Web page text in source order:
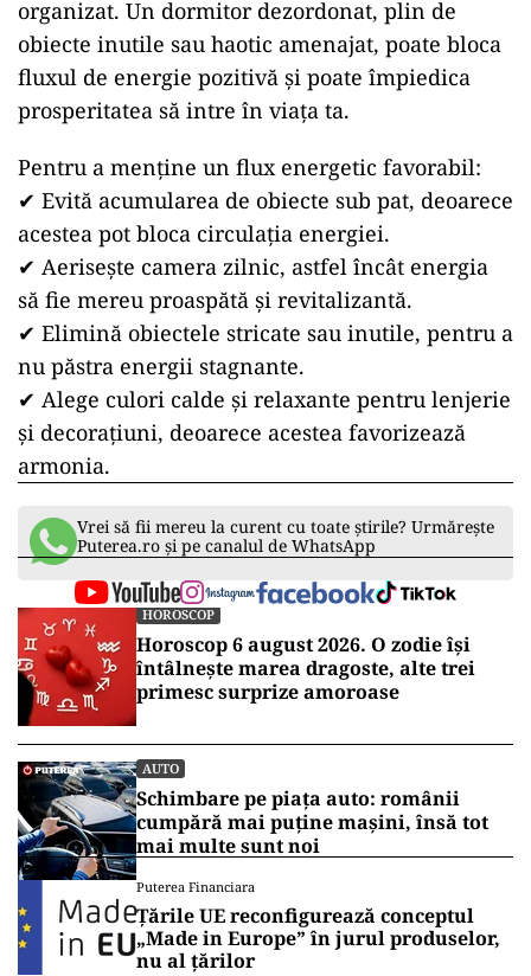
organizat. Un dormitor dezordonat, plin de
obiecte inutile sau haotic amenajat, poate bloca
fluxul de energie pozitivă și poate împiedica
prosperitatea să intre în viața ta.
Pentru a menține un flux energetic favorabil:
✔ Evită acumularea de obiecte sub pat, deoarece
acestea pot bloca circulația energiei.
✔ Aerisește camera zilnic, astfel încât energia
să fie mereu proaspătă și revitalizantă.
✔ Elimină obiectele stricate sau inutile, pentru a
nu păstra energii stagnante.
✔ Alege culori calde și relaxante pentru lenjerie
și decorațiuni, deoarece acestea favorizează
armonia.
Vrei să fii mereu la curent cu toate știrile? Urmărește
Puterea.ro și pe canalul de WhatsApp
HOROSCOP
Horoscop 6 august 2026. O zodie își
întâlnește marea dragoste, alte trei
primesc surprize amoroase
AUTO
Schimbare pe piața auto: românii
cumpără mai puține mașini, însă tot
mai multe sunt noi
Puterea Financiara
Țările UE reconfigurează conceptul
„Made in Europe” în jurul produselor,
nu al țărilor